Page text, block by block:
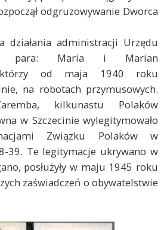
odgruzowywanie Dworca
działania administracji Urzędu
para: Maria i Marian
którzy od maja 1940 roku
na robotach przymusowych.
kilkunastu Polaków
w Szczecinie wylegitymowało
Związku Polaków w
39. Te legitymacje ukrywano w
posłużyły w maju 1945 roku
zaświadczeń o obywatelstwie